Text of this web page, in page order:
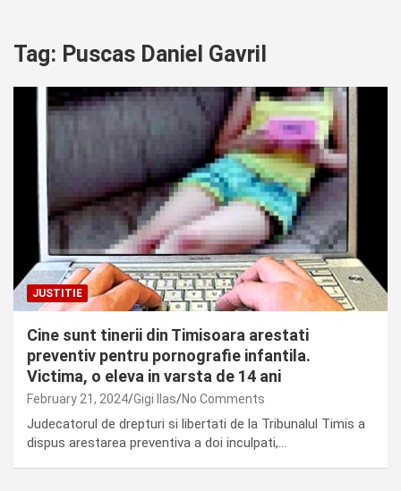
Tag: Puscas Daniel Gavril
JUSTITIE
Cine sunt tinerii din Timisoara arestati
preventiv pentru pornografie infantila.
Victima, o eleva in varsta de 14 ani
February 21, 2024 Gigi Ilas No Comments
Judecatorul de drepturi si libertati de la Tribunalul Timis a
dispus arestarea preventiva a doi inculpati,…